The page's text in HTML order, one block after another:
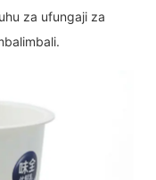
za ufungaji za